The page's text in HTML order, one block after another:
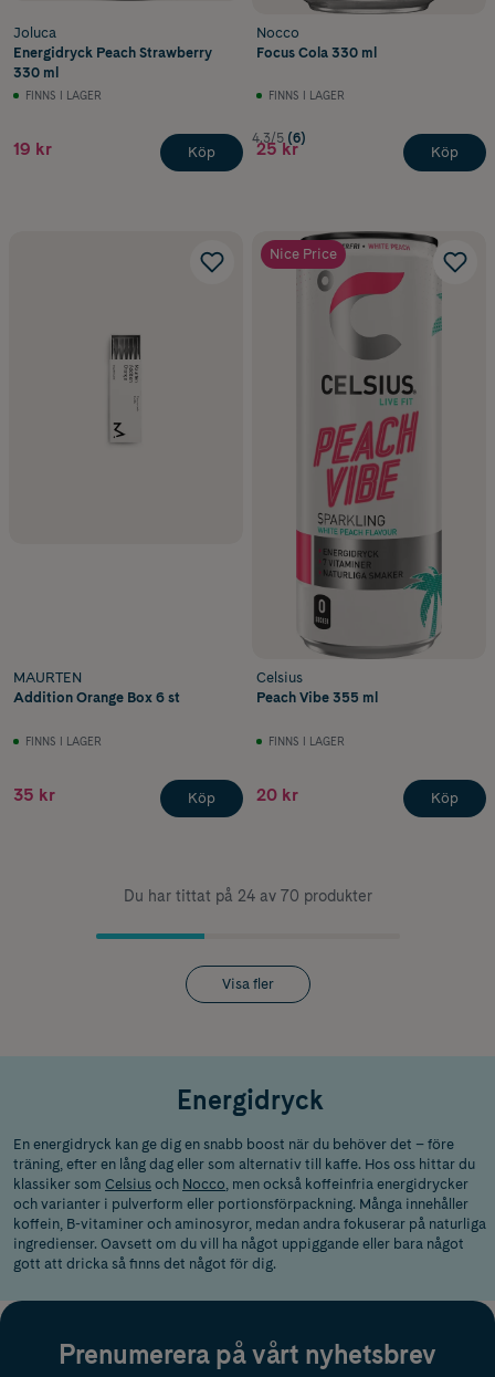
Joluca
Energidryck Peach Strawberry
330 ml
FINNS I LAGER
19 kr Köp
Nocco
Focus Cola 330 ml
FINNS I LAGER
4.3/5 (6)
25 kr Köp
MAURTEN
Addition Orange Box 6 st
FINNS I LAGER
35 kr Köp
Nice Price
Celsius
Peach Vibe 355 ml
FINNS I LAGER
20 kr Köp
Du har tittat på 24 av 70 produkter
Visa fler
Energidryck
En energidryck kan ge dig en snabb boost när du behöver det – före
träning, efter en lång dag eller som alternativ till kaffe. Hos oss hittar du
klassiker som Celsius och Nocco, men också koffeinfria energidrycker
och varianter i pulverform eller portionsförpackning. Många innehåller
koffein, B-vitaminer och aminosyror, medan andra fokuserar på naturliga
ingredienser. Oavsett om du vill ha något uppiggande eller bara något
gott att dricka så finns det något för dig.
Prenumerera på vårt nyhetsbrev